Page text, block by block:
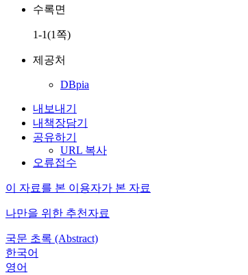
수록면
1-1(1쪽)
제공처
DBpia
내보내기
내책장담기
공유하기
URL 복사
오류접수
이 자료를 본 이용자가 본 자료
나만을 위한 추천자료
국문 초록 (Abstract)
한국어
영어